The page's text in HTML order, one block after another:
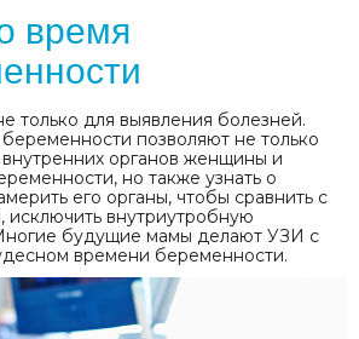
время
только для выявления болезней.
позволяют не только
органов женщины и
но также узнать о
его органы, чтобы сравнить с
исключить внутриутробную
будущие мамы делают УЗИ с
времени беременности.